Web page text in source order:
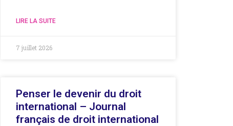
LIRE LA SUITE
7 juillet 2026
Penser le devenir du droit
international – Journal
français de droit international